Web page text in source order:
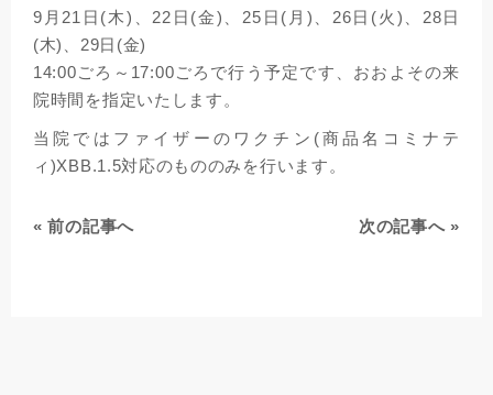
9月21日(木)、22日(金)、25日(月)、26日(火)、28日
(木)、29日(金)
14:00ごろ～17:00ごろで行う予定です、おおよその来
院時間を指定いたします。
当院ではファイザーのワクチン(商品名コミナテ
ィ)XBB.1.5対応のもののみを行います。
«前の記事へ 次の記事へ»